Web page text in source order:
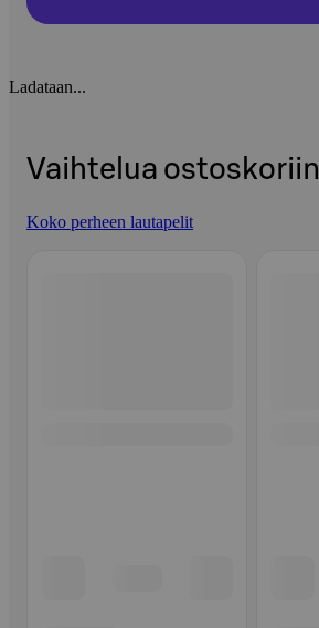
Ladataan...
Vaihtelua ostoskoriin
Koko perheen lautapelit